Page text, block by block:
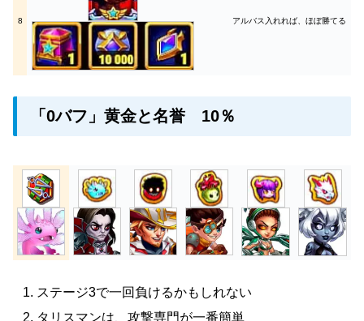
8 アルバス入れれば、ほぼ勝てる
「0バフ」黄金と名誉 10％
ステージ3で一回負けるかもしれない
タリスマンは、攻撃専門が一番簡単